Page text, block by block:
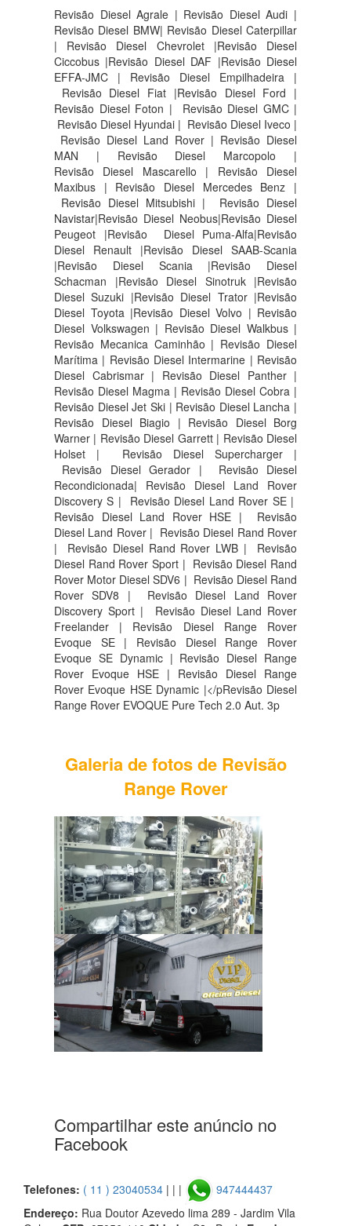
Revisão Diesel Agrale | Revisão Diesel Audi |
Revisão Diesel BMW| Revisão Diesel Caterpillar
| Revisão Diesel Chevrolet |Revisão Diesel
Ciccobus |Revisão Diesel DAF |Revisão Diesel
EFFA-JMC | Revisão Diesel Empilhadeira |
Revisão Diesel Fiat |Revisão Diesel Ford |
Revisão Diesel Foton | Revisão Diesel GMC |
Revisão Diesel Hyundai | Revisão Diesel Iveco |
Revisão Diesel Land Rover | Revisão Diesel
MAN | Revisão Diesel Marcopolo |
Revisão Diesel Mascarello | Revisão Diesel
Maxibus | Revisão Diesel Mercedes Benz |
Revisão Diesel Mitsubishi | Revisão Diesel
Navistar|Revisão Diesel Neobus|Revisão Diesel
Peugeot |Revisão Diesel Puma-Alfa|Revisão
Diesel Renault |Revisão Diesel SAAB-Scania
|Revisão Diesel Scania |Revisão Diesel
Schacman |Revisão Diesel Sinotruk |Revisão
Diesel Suzuki |Revisão Diesel Trator |Revisão
Diesel Toyota |Revisão Diesel Volvo | Revisão
Diesel Volkswagen | Revisão Diesel Walkbus |
Revisão Mecanica Caminhão | Revisão Diesel
Marítima | Revisão Diesel Intermarine | Revisão
Diesel Cabrismar | Revisão Diesel Panther |
Revisão Diesel Magma | Revisão Diesel Cobra |
Revisão Diesel Jet Ski | Revisão Diesel Lancha |
Revisão Diesel Biagio | Revisão Diesel Borg
Warner | Revisão Diesel Garrett | Revisão Diesel
Holset | Revisão Diesel Supercharger |
Revisão Diesel Gerador | Revisão Diesel
Recondicionada| Revisão Diesel Land Rover
Discovery S |
Revisão Diesel Land Rover SE |
Revisão Diesel Land Rover HSE |
Revisão
Diesel Land Rover | Revisão Diesel Rand Rover
|
Revisão Diesel Rand Rover LWB |
Revisão
Diesel Rand Rover Sport | Revisão Diesel Rand
Rover Motor Diesel SDV6 | Revisão Diesel Rand
Rover SDV8 |
Revisão Diesel Land Rover
Discovery Sport |
Revisão Diesel Land Rover
Freelander | Revisão Diesel Range Rover
Evoque SE | Revisão Diesel Range Rover
Evoque SE Dynamic | Revisão Diesel Range
Rover Evoque HSE | Revisão Diesel Range
Rover Evoque HSE Dynamic |</pRevisão Diesel
Range Rover EVOQUE Pure Tech 2.0 Aut. 3p
Galeria de fotos de Revisão
Range Rover
Compartilhar este anúncio no
Facebook
Telefones: ( 11 ) 23040534 | | |
947444437
Endereço: Rua Doutor Azevedo lima 289 - Jardim Vila